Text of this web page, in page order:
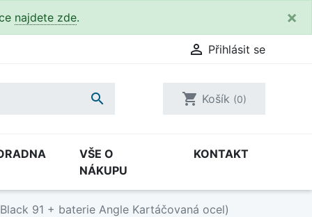
najdete zde. ×
 Přihlásit se
 shopping_cart Košík (0)
VŠE O
NÁKUPU
KONTAKT
91 + baterie Angle Kartáčovaná ocel)